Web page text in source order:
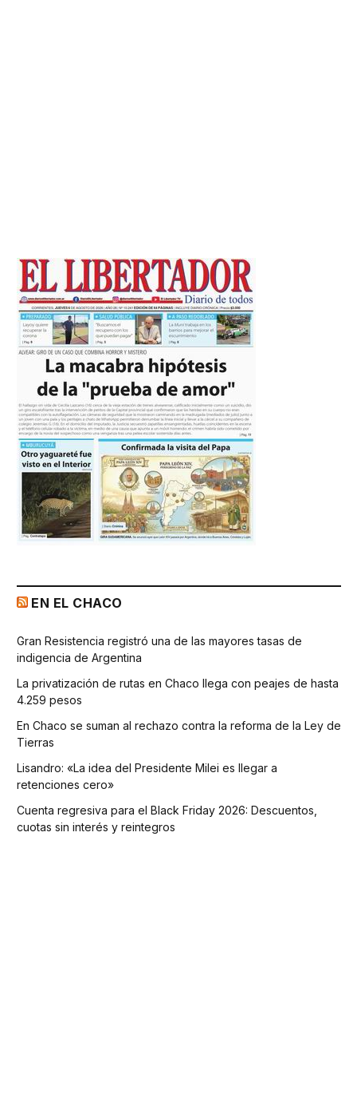
EN EL CHACO
Gran Resistencia registró una de las mayores tasas de
indigencia de Argentina
La privatización de rutas en Chaco llega con peajes de hasta
4.259 pesos
En Chaco se suman al rechazo contra la reforma de la Ley de
Tierras
Lisandro: «La idea del Presidente Milei es llegar a
retenciones cero»
Cuenta regresiva para el Black Friday 2026: Descuentos,
cuotas sin interés y reintegros